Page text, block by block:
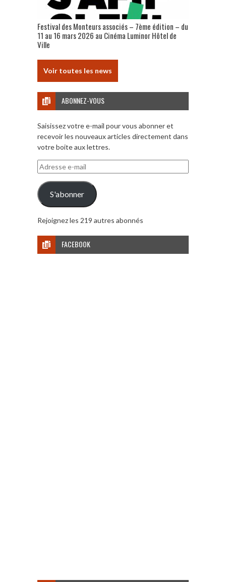
Festival des Monteurs associés – 7ème édition – du
11 au 16 mars 2026 au Cinéma Luminor Hôtel de
Ville
Voir toutes les news
ABONNEZ-VOUS
Saisissez votre e-mail pour vous abonner et
recevoir les nouveaux articles directement dans
votre boite aux lettres.
Adresse
e-
mail
S'abonner
Rejoignez les 219 autres abonnés
FACEBOOK